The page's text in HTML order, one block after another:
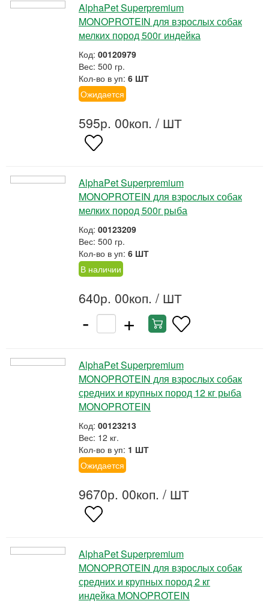
AlphaPet Superpremium
MONOPROTEIN для взрослых собак
мелких пород 500г индейка
Код: 00120979
Вес: 500 гр.
Кол-во в уп: 6 ШТ
Ожидается
595р. 00коп. / ШТ
AlphaPet Superpremium
MONOPROTEIN для взрослых собак
мелких пород 500г рыба
Код: 00123209
Вес: 500 гр.
Кол-во в уп: 6 ШТ
В наличии
640р. 00коп. / ШТ
- +
AlphaPet Superpremium
MONOPROTEIN для взрослых собак
средних и крупных пород 12 кг рыба
MONOPROTEIN
Код: 00123213
Вес: 12 кг.
Кол-во в уп: 1 ШТ
Ожидается
9670р. 00коп. / ШТ
AlphaPet Superpremium
MONOPROTEIN для взрослых собак
средних и крупных пород 2 кг
индейка MONOPROTEIN